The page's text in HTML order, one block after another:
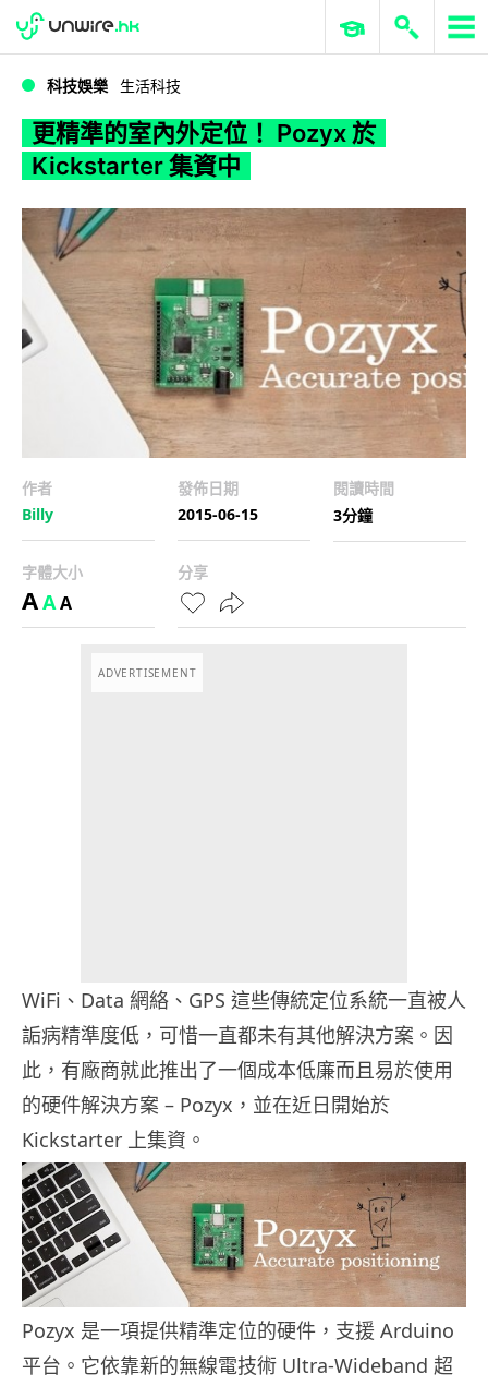
WWDC 2026 ERP 與商業 AI
科技娛樂 生活科技
更精準的室內外定位！ Pozyx 於
Kickstarter 集資中
作者
Billy
發佈日期
2015-06-15
閱讀時間
3分鐘
字體大小
AAA
分享
ADVERTISEMENT
WiFi、Data 網絡、GPS 這些傳統定位系統一直被人
詬病精準度低，可惜一直都未有其他解決方案。因
此，有廠商就此推出了一個成本低廉而且易於使用
的硬件解決方案 – Pozyx，並在近日開始於
Kickstarter 上集資。
Pozyx 是一項提供精準定位的硬件，支援 Arduino
平台。它依靠新的無線電技術 Ultra-Wideband 超